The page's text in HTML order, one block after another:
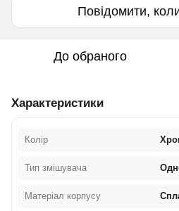
Повідомити,
До обраного
Характеристики
Колір
Тип змішувача
Матеріал корпусу